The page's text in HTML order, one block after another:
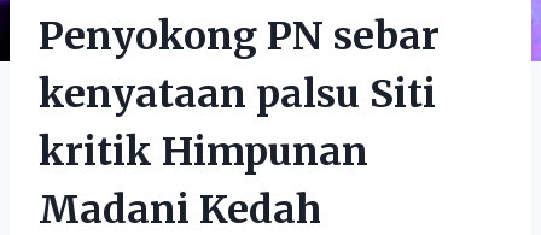
Penyokong PN sebar
kenyataan palsu Siti
kritik Himpunan
Madani Kedah